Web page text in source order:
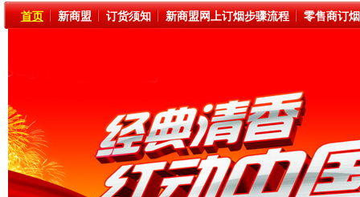
首页 新商盟 订货须知 新商盟网上订烟步骤流程 零售商订